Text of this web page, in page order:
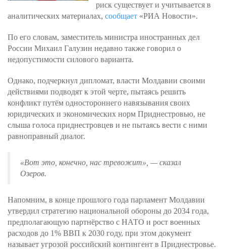
риск существует и учитывается в
аналитических материалах, сообщает «РИА Новости».
По его словам, заместитель министра иностранных дел
России Михаил Галузин недавно также говорил о
недопустимости силового варианта.
Однако, подчеркнул дипломат, власти Молдавии своими
действиями подводят к этой черте, пытаясь решить
конфликт путём одностороннего навязывания своих
юридических и экономических норм Приднестровью, не
слыша голоса приднестровцев и не пытаясь вести с ними
равноправный диалог.
«Вот это, конечно, нас тревожит», — сказал
Озеров.
Напомним, в конце прошлого года парламент Молдавии
утвердил стратегию национальной обороны до 2034 года,
предполагающую партнёрство с НАТО и рост военных
расходов до 1% ВВП к 2030 году, при этом документ
называет угрозой российский контингент в Приднестровье.